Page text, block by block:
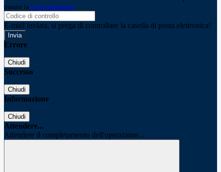
tramite la Login Spaggiari
E-mail inviata, si prega di controllare la casella di posta elettronica!
Errore
Chiudi
Successo
Chiudi
Informazione
Chiudi
Attendere...
Attendere il completamento dell'operazione...